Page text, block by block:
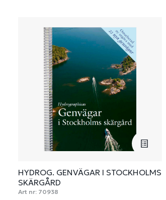
HYDROG. GENVÄGAR I STOCKHOLMS
SKÄRGÅRD
Art nr: 70938